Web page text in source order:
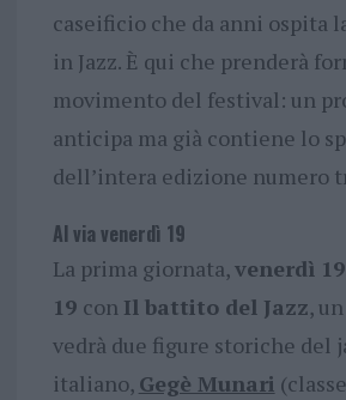
caseificio che da anni ospita
in Jazz. È qui che prenderà
movimento del festival: un
anticipa ma già contiene lo
dell’intera edizione numero
Al via venerdì 19
La prima giornata,venerdì 19
19 con Il battito del Jazz,
vedrà due figure storiche del
italiano, Gegè Munari